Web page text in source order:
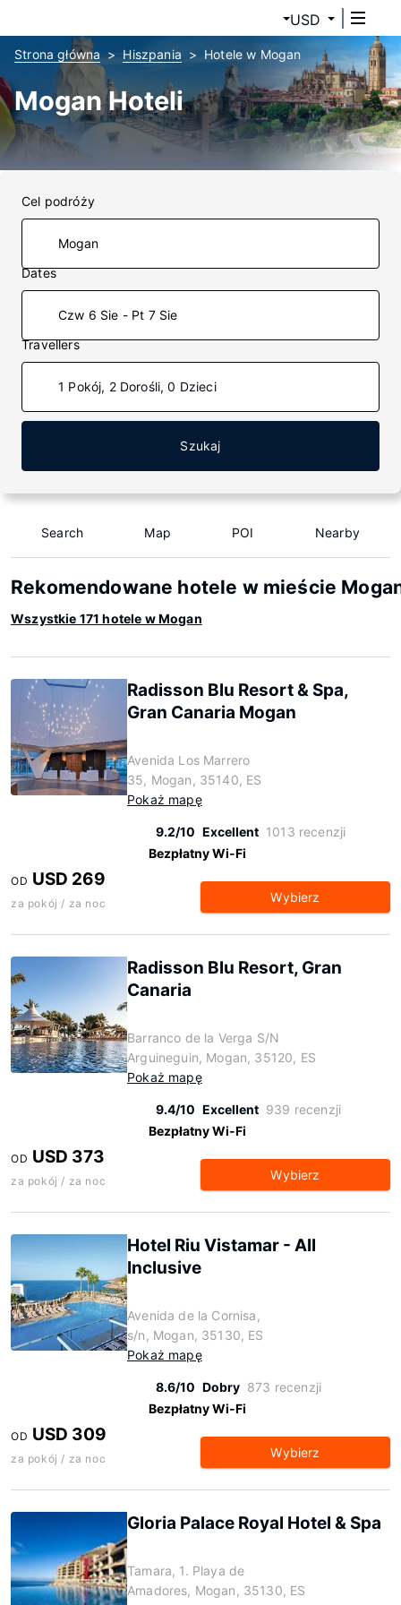
USD
Strona główna Hiszpania Hotele w Mogan
Mogan Hoteli
Cel podróży
Dates
Czw 6 Sie - Pt 7 Sie
Travellers
1 Pokój, 2 Dorośli, 0 Dzieci
Szukaj
Search Map POI Nearby
Rekomendowane hotele w mieście
Wszystkie 171 hotele w Mogan
Radisson Blu Resort & Spa,
Gran Canaria Mogan
Avenida Los Marrero
35, Mogan, 35140, ES
Pokaż mapę
9.2/10 Excellent 1013 recenzji
Bezpłatny Wi-Fi
OD USD 269
za pokój / za noc Wybierz
Radisson Blu Resort, Gran
Canaria
Barranco de la Verga S/N
Arguineguin, Mogan, 35120, ES
Pokaż mapę
9.4/10 Excellent 939 recenzji
Bezpłatny Wi-Fi
OD USD 373
za pokój / za noc Wybierz
Hotel Riu Vistamar - All
Inclusive
Avenida de la Cornisa,
s/n, Mogan, 35130, ES
Pokaż mapę
8.6/10 Dobry 873 recenzji
Bezpłatny Wi-Fi
OD USD 309
za pokój / za noc Wybierz
Gloria Palace Royal Hotel & Spa
Tamara, 1. Playa de
Amadores, Mogan, 35130, ES